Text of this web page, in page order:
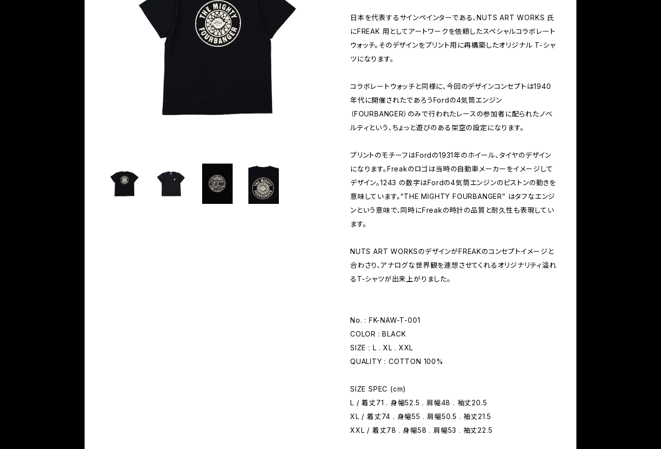
日本を代表するサインペインターである、NUTS ART WORKS 氏
にFREAK 用としてアートワークを依頼したスペシャルコラボレート
ウォッチ。そのデザインをプリント用に再構築したオリジナル T-シャ
ツになります。
コラボレートウォッチと同様に、今回のデザインコンセプトは1940
年代に開催されたであろうFordの4気筒エンジン
（FOURBANGER）のみで行われたレースの参加者に配られたノベ
ルティという、ちょっと遊びのある架空の設定になります。
プリントのモチーフはFordの1931年のホイール、タイヤのデザイン
になります。Freakのロゴは当時の自動車メーカーをイメージして
デザイン。1243 の数字はFordの4気筒エンジンのピストンの動きを
意味しています。“THE MIGHTY FOURBANGER” はタフなエンジ
ンという意味で、同時にFreakの時計の品質と耐久性も表現してい
ます。
NUTS ART WORKSのデザインがFREAKのコンセプトイメージと
合わさり、アナログな世界観を連想させてくれるオリジナリティ溢れ
るT-シャツが出来上がりました。
No. : FK-NAW-T-001
COLOR : BLACK
SIZE : L . XL . XXL
QUALITY : COTTON 100%
SIZE SPEC (cm)
L / 着丈71 . 身幅52.5 . 肩幅48 . 袖丈20.5
XL / 着丈74 . 身幅55 . 肩幅50.5 . 袖丈21.5
XXL / 着丈78 . 身幅58 . 肩幅53 . 袖丈22.5